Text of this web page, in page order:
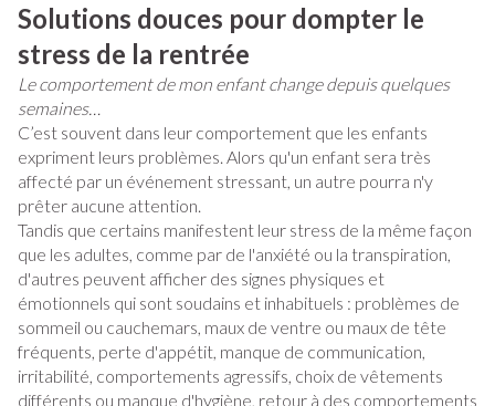
Solutions douces pour dompter le
stress de la rentrée
Le comportement de mon enfant change depuis quelques
semaines…
C’est souvent dans leur comportement que les enfants
expriment leurs problèmes. Alors qu'un enfant sera très
affecté par un événement stressant, un autre pourra n'y
prêter aucune attention.
Tandis que certains manifestent leur stress de la même façon
que les adultes, comme par de l'anxiété ou la transpiration,
d'autres peuvent afficher des signes physiques et
émotionnels qui sont soudains et inhabituels : problèmes de
sommeil ou cauchemars, maux de ventre ou maux de tête
fréquents, perte d'appétit, manque de communication,
irritabilité, comportements agressifs, choix de vêtements
différents ou manque d'hygiène, retour à des comportements